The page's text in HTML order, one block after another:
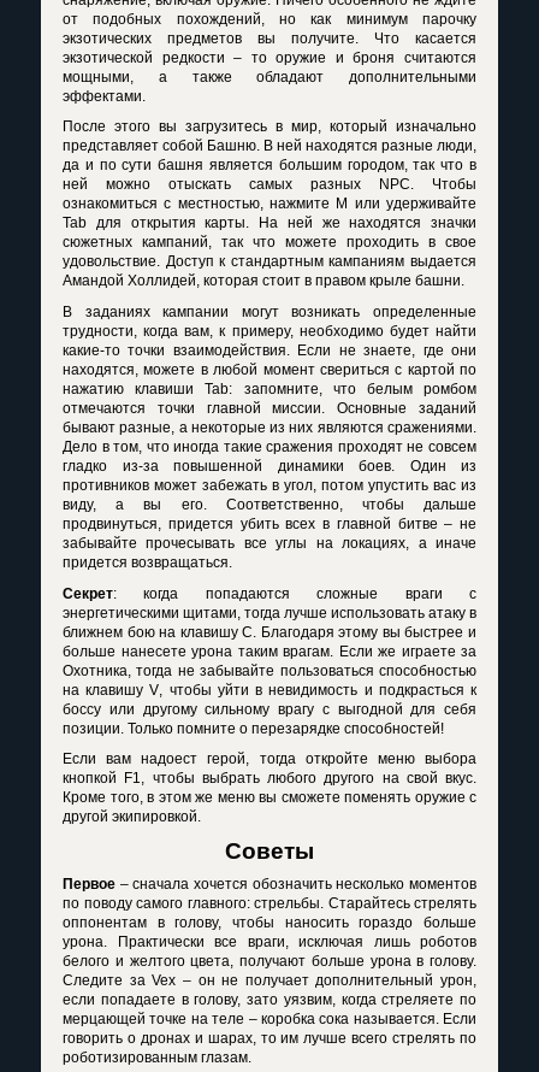
от подобных похождений, но как минимум парочку
экзотических предметов вы получите. Что касается
экзотической редкости – то оружие и броня считаются
мощными, а также обладают дополнительными
эффектами.
После этого вы загрузитесь в мир, который изначально
представляет собой Башню. В ней находятся разные люди,
да и по сути башня является большим городом, так что в
ней можно отыскать самых разных
NPC. Чтобы
ознакомиться с местностью, нажмите M или удерживайте
Tab для открытия карты. На ней же находятся значки
сюжетных кампаний, так что можете проходить в свое
удовольствие. Доступ к стандартным кампаниям выдается
Амандой Холлидей, которая стоит в правом крыле башни.
В заданиях кампании могут возникать определенные
трудности, когда вам, к примеру, необходимо будет найти
какие-то точки взаимодействия. Если не знаете, где они
находятся, можете в любой момент свериться с картой по
нажатию клавишиTab: запомните, что белым ромбом
отмечаются точки главной миссии. Основные заданий
бывают разные, а некоторые из них являются сражениями.
Дело в том, что иногда такие сражения проходят не совсем
гладко из-за повышенной динамики боев. Один из
противников может забежать в угол, потом упустить вас из
виду, а вы его. Соответственно, чтобы дальше
продвинуться, придется убить всех в главной битве – не
забывайте прочесывать все углы на локациях, а иначе
придется возвращаться.
Секрет: когда попадаются сложные враги с
энергетическими щитами, тогда лучше использовать атаку в
ближнем бою на клавишу С. Благодаря этому вы быстрее и
больше нанесете урона таким врагам. Если же играете за
Охотника, тогда не забывайте пользоваться способностью
на клавишуV , чтобы уйти в невидимость и подкрасться к
боссу или другому сильному врагу с выгодной для себя
позиции. Только помните о перезарядке способностей!
Если вам надоест герой, тогда откройте меню выбора
кнопкой
F1, чтобы выбрать любого другого на свой вкус.
Кроме того, в этом же меню вы сможете поменять оружие с
другой экипировкой.
Советы
Первое – сначала хочется обозначить несколько моментов
по поводу самого главного: стрельбы. Старайтесь стрелять
оппонентам в голову, чтобы наносить гораздо больше
урона. Практически все враги, исключая лишь роботов
белого и желтого цвета, получают больше урона в голову.
Следите заVex – он не получает дополнительный урон,
если попадаете в голову, зато уязвим, когда стреляете по
мерцающей точке на теле – коробка сока называется. Если
говорить о дронах и шарах, то им лучше всего стрелять по
роботизированным глазам.